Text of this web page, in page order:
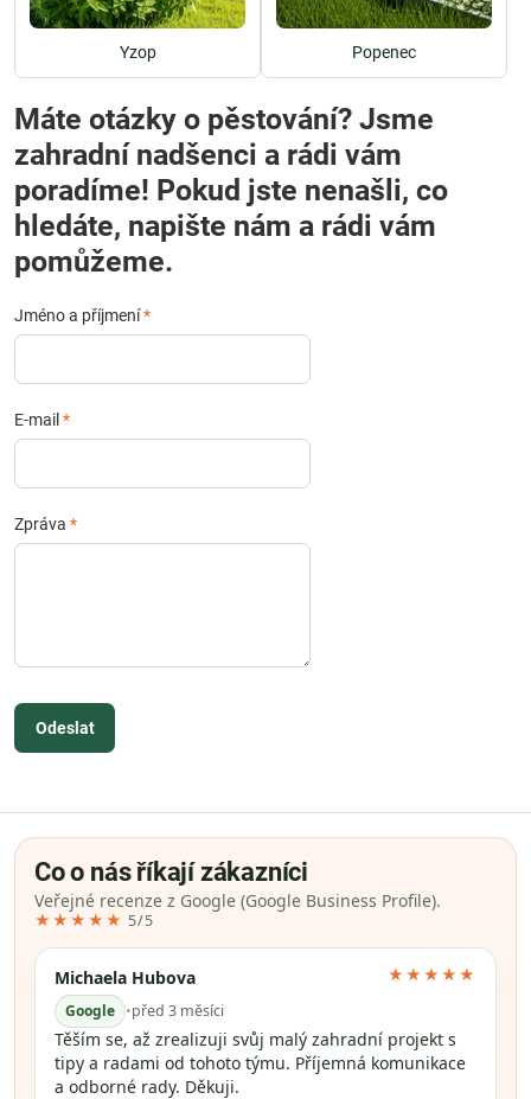
Yzop Popenec
Máte otázky o pěstování? Jsme
zahradní nadšenci a rádi vám
poradíme! Pokud jste nenašli, co
hledáte, napište nám a rádi vám
pomůžeme.
Jméno a příjmení*
E-mail *
Zpráva *
Odeslat
Co o nás říkají zákazníci
Veřejné recenze z Google (Google Business Profile).
★★★★★ 5/5
Michaela Hubova
Google •před 3 měsíci
★★★★★
Těším se, až zrealizuji svůj malý zahradní projekt s
tipy a radami od tohoto týmu. Příjemná komunikace
a odborné rady. Děkuji.